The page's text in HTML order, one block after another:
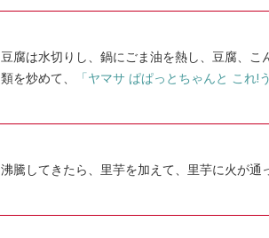
豆腐は水切りし、鍋にごま油を熱し、豆腐、
類を炒めて、
「ヤマサ ぱぱっとちゃんと これ!
沸騰してきたら、里芋を加えて、里芋に火が通